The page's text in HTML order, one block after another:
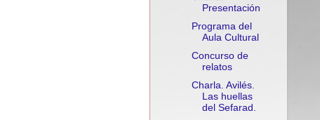
Presentación
Programa del
Aula Cultural
Concurso de
relatos
Charla. Avilés.
Las huellas
del Sefarad.